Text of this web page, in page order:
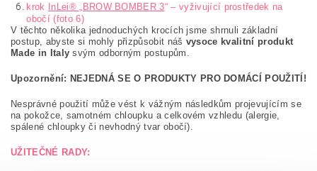
krok InLei® „BROW BOMBER 3“ – vyživující prostředek na
obočí (foto 6)
V těchto několika jednoduchých krocích jsme shrnuli základní
postup, abyste si mohly přizpůsobit náš vysoce kvalitní produkt
Made in Italysvým odborným postupům.
Upozornění: NEJEDNÁ SE O PRODUKTY PRO DOMÁCÍ POUŽITÍ!
Nesprávné použití může vést k vážným následkům projevujícím se
na pokožce, samotném chloupku a celkovém vzhledu (alergie,
spálené chloupky či nevhodný tvar obočí).
UŽITEČNÉ RADY: